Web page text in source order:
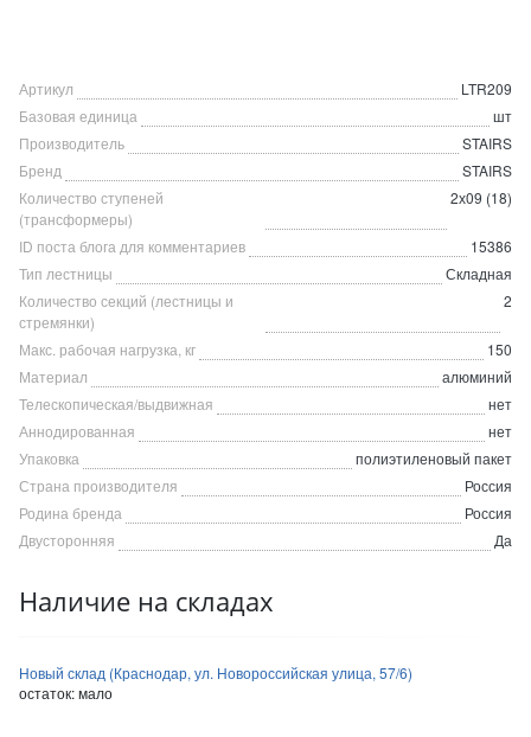
Артикул
LTR209
Базовая единица
шт
Производитель
STAIRS
Бренд
STAIRS
Количество ступеней
(трансформеры)
2х09 (18)
ID поста блога для комментариев
15386
Тип лестницы
Складная
Количество секций (лестницы и
стремянки)
2
Макс. рабочая нагрузка, кг
150
Материал
алюминий
Телескопическая/выдвижная
нет
Аннодированная
нет
Упаковка
полиэтиленовый пакет
Страна производителя
Россия
Родина бренда
Россия
Двусторонняя
Да
Наличие на складах
Новый склад (Краснодар, ул. Новороссийская улица, 57/6)
остаток:мало